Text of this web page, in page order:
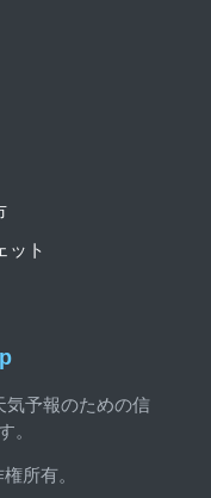
気予報のための信
。
所有。
ット